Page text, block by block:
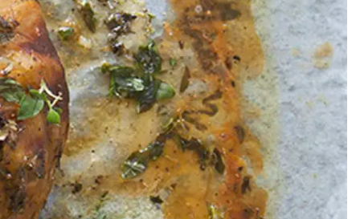
Meze
Efterrätt
Kakor &